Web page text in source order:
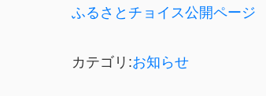
ふるさとチョイス公開ページ
カテゴリ:お知らせ